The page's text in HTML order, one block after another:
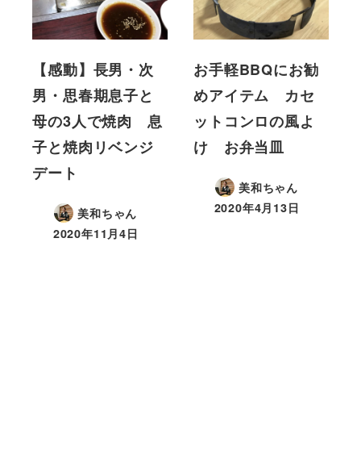
【感動】長男・次
男・思春期息子と
母の3人で焼肉 息
子と焼肉リベンジ
デート
美和ちゃん
2020年11月4日
お手軽BBQにお勧
めアイテム カセ
ットコンロの風よ
け お弁当皿
美和ちゃん
2020年4月13日